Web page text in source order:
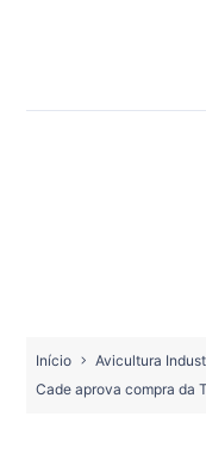
Início
Avicultura
Cade aprova compra da